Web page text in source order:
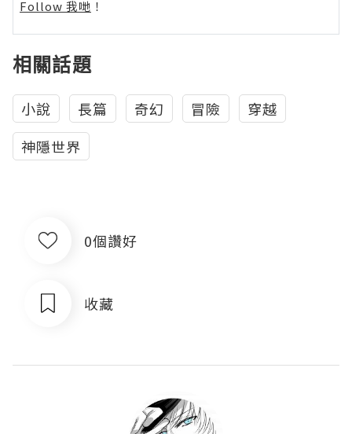
Follow 我哋 ！
相關話題
小說 長篇 奇幻 冒險
穿越
神隱世界
0個讚好
收藏